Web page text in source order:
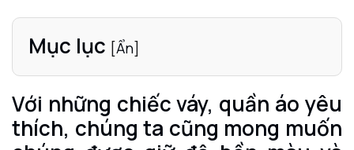
Mục lục [Ẩn]
Với những chiếc váy, quần áo yêu
thích, chúng ta cũng mong muốn